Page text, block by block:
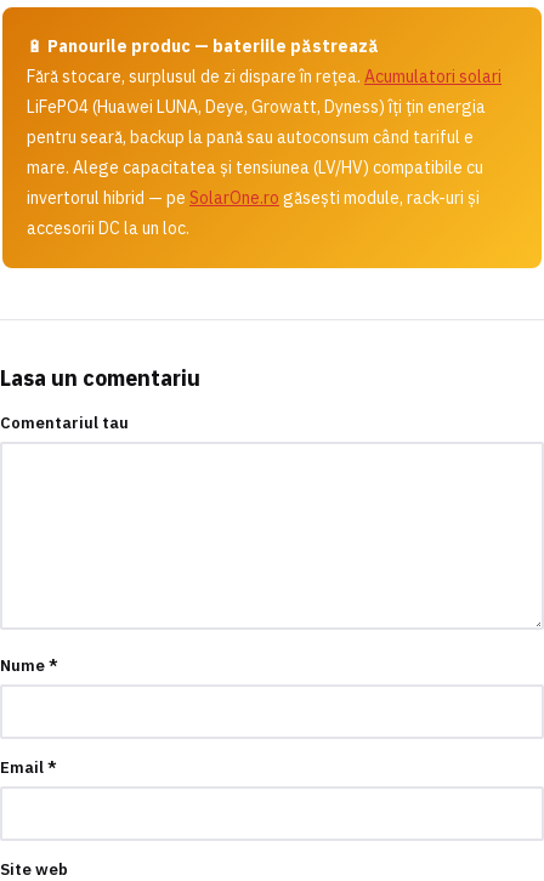
🔋 Panourile produc — bateriile păstrează
Fără stocare, surplusul de zi dispare în rețea. Acumulatori solari
LiFePO4 (Huawei LUNA, Deye, Growatt, Dyness) îți țin energia
pentru seară, backup la pană sau autoconsum când tariful e
mare. Alege capacitatea și tensiunea (LV/HV) compatibile cu
invertorul hibrid — pe SolarOne.ro găsești module, rack-uri și
accesorii DC la un loc.
Lasa un comentariu
Comentariul tau
Nume*
Email*
Site web